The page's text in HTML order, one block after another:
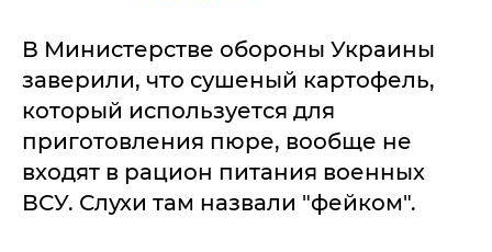
В Министерстве обороны Украины
заверили, что сушеный картофель,
который используется для
приготовления пюре, вообще не
входят в рацион питания военных
ВСУ. Слухи там назвали "фейком".